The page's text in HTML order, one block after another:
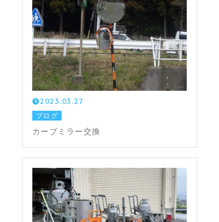
2023.03.27
ブログ
カーブミラー交換